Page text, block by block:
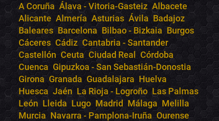
A Coruña Álava - Vitoria-Gasteiz Albacete
Alicante Almería Asturias Ávila Badajoz
Baleares Barcelona Bilbao - Bizkaia Burgos
Cáceres Cádiz Cantabria - Santander
Castellón Ceuta Ciudad Real Córdoba
Cuenca Gipuzkoa - San Sebastián-Donostia
Girona Granada Guadalajara Huelva
Huesca Jaén La Rioja - Logroño Las Palmas
León Lleida Lugo Madrid Málaga Melilla
Murcia Navarra - Pamplona-Iruña Ourense
Bololoco · conciertos.club
Online · Te ayudo a encontrar conciertos